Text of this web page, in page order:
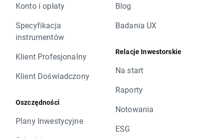
Konto i opłaty
Specyfikacja
instrumentów
Klient Profesjonalny
Klient Doświadczony
Oszczędności
Plany Inwestycyjne
Blog
Badania UX
Relacje Inwestorskie
Na start
Raporty
Notowania
ESG